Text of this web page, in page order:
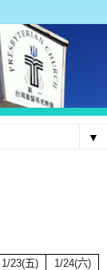
▼
1/23(五) 1/24(六)